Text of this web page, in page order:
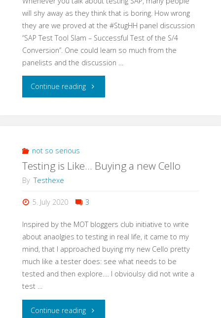
will shy away as they think that is boring. How wrong
they are we proved at the #StugHH panel discussion
“SAP Test Tool Slam – Successful Test of the S/4
Conversion”. One could learn so much from the
panelists and the discussion …
Continue reading"The
Beast
your
Conversion"
not so serious
Testing is Like… Buying a new Cello
By Testhexe
5. July 2020 3
Inspired by the MOT bloggers club initiative to write
about anaolgies to testing in real life, it came to my
mind, that I approached buying my new Cello pretty
much like a tester does: see what needs to be
tested and then explore…. I obvioulsy did not write a
test …
Continue reading"Testing